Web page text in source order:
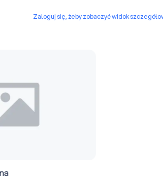
Zaloguj się, żeby zobaczyć widok